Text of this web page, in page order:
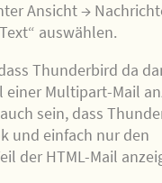
Ansicht →
auswählen.
Thunderbird da
einer Multipart-Mail
sein, dass
und einfach nur den
der HTML-Mail